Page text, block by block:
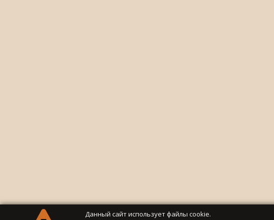
Данный сайт использует файлы cookie.